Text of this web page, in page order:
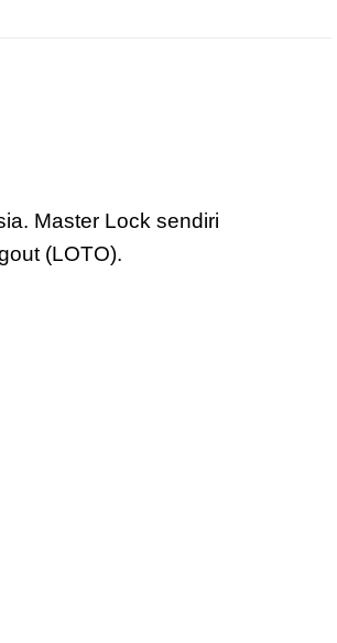
Master Lock sendiri
(LOTO).